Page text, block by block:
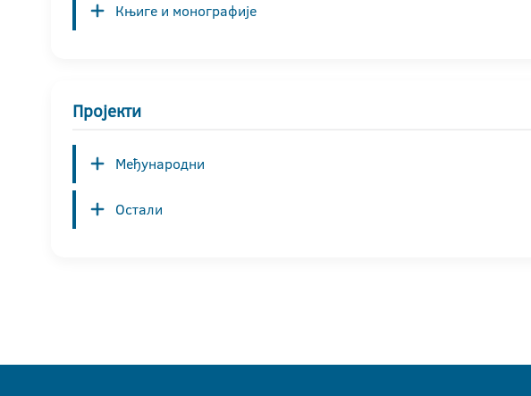
Књиге и монографије
Пројекти
Међународни
Остали